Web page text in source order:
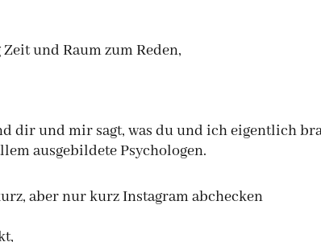
und Raum zum Reden,
dir und mir sagt, was du und ich eigentlich
ausgebildete Psychologen.
aber nur kurz Instagram abchecken